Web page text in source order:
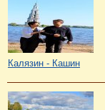
Калязин - Кашин